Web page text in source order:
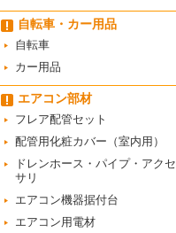
自転車・カー用品
自転車
カー用品
エアコン部材
フレア配管セット
配管用化粧カバー（室内用）
ドレンホース・パイプ・アクセ
サリ
エアコン機器据付台
エアコン用電材